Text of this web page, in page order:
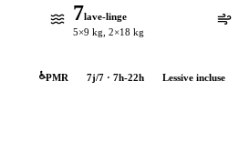
7lave-linge
5×9 kg, 2×18 kg
♿PMR 7j/7 · 7h-22h Lessive incluse